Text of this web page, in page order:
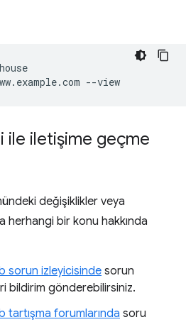
ile iletişime geçme
değişiklikler veya
herhangi bir konu hakkında
sorun izleyicisinde sorun
bildirim gönderebilirsiniz.
tartışma forumlarında soru